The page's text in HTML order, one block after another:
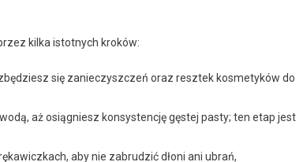
kilka istotnych kroków:
się zanieczyszczeń oraz resztek kosmetyków do
aż osiągniesz konsystencję gęstej pasty; ten etap jest
aby nie zabrudzić dłoni ani ubrań,